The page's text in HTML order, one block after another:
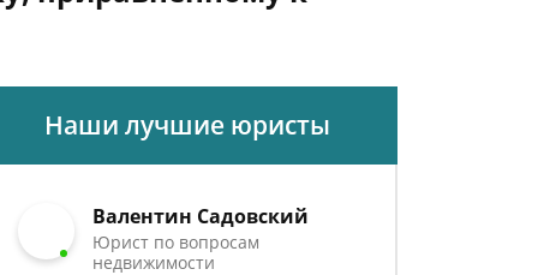
Наши лучшие юристы
Валентин Садовский
Юрист по вопросам
недвижимости